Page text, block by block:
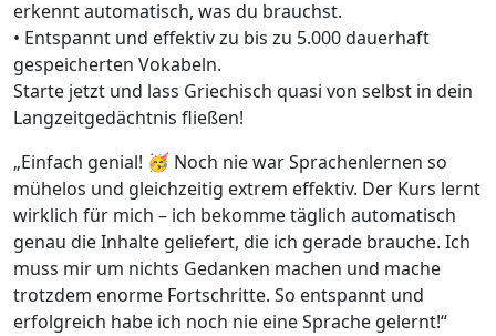
erkennt automatisch, was du brauchst.
• Entspannt und effektiv zu bis zu 5.000 dauerhaft
gespeicherten Vokabeln.
Starte jetzt und lass Griechisch quasi von selbst in dein
Langzeitgedächtnis fließen!
„Einfach genial! 🥳 Noch nie war Sprachenlernen so
mühelos und gleichzeitig extrem effektiv. Der Kurs lernt
wirklich für mich – ich bekomme täglich automatisch
genau die Inhalte geliefert, die ich gerade brauche. Ich
muss mir um nichts Gedanken machen und mache
trotzdem enorme Fortschritte. So entspannt und
erfolgreich habe ich noch nie eine Sprache gelernt!“